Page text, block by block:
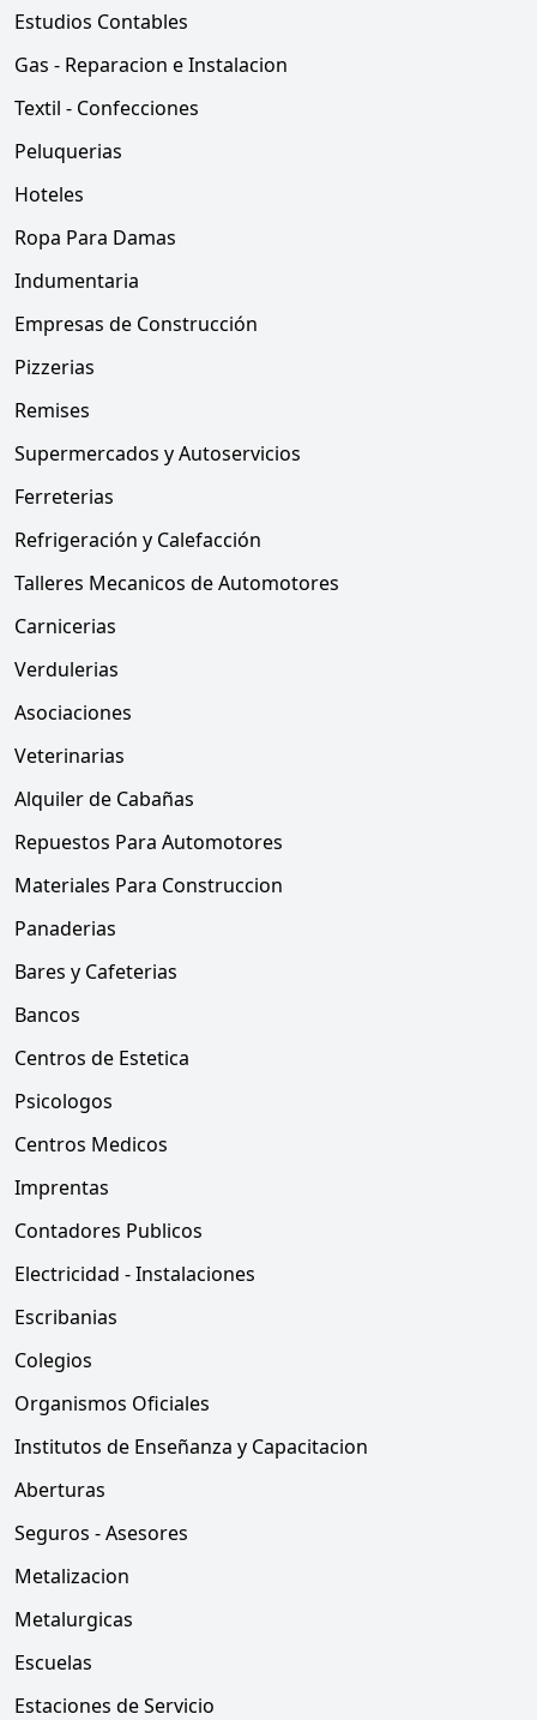
Estudios Contables
Gas - Reparacion e Instalacion
Textil - Confecciones
Peluquerias
Hoteles
Ropa Para Damas
Indumentaria
Empresas de Construcción
Pizzerias
Remises
Supermercados y Autoservicios
Ferreterias
Refrigeración y Calefacción
Talleres Mecanicos de Automotores
Carnicerias
Verdulerias
Asociaciones
Veterinarias
Alquiler de Cabañas
Repuestos Para Automotores
Materiales Para Construccion
Panaderias
Bares y Cafeterias
Bancos
Centros de Estetica
Psicologos
Centros Medicos
Imprentas
Contadores Publicos
Electricidad - Instalaciones
Escribanias
Colegios
Organismos Oficiales
Institutos de Enseñanza y Capacitacion
Aberturas
Seguros - Asesores
Metalizacion
Metalurgicas
Escuelas
Estaciones de Servicio